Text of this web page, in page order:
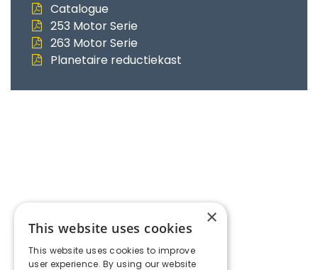
Catalogue
253 Motor Serie
263 Motor Serie
Planetaire reductiekast
×
This website uses cookies
This website uses cookies to improve
user experience. By using our website